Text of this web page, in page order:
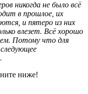
никогда не было всё
в прошлое, их
и пятеро из них
влезет. Всё хорошо
Потому что для
ниже!